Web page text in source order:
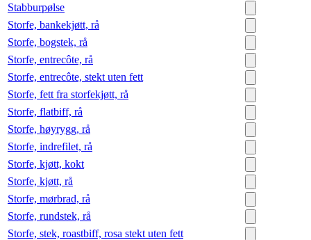
Stabburpølse
Storfe, bankekjøtt, rå
Storfe, bogstek, rå
Storfe, entrecôte, rå
Storfe, entrecôte, stekt uten fett
Storfe, fett fra storfekjøtt, rå
Storfe, flatbiff, rå
Storfe, høyrygg, rå
Storfe, indrefilet, rå
Storfe, kjøtt, kokt
Storfe, kjøtt, rå
Storfe, mørbrad, rå
Storfe, rundstek, rå
Storfe, stek, roastbiff, rosa stekt uten fett